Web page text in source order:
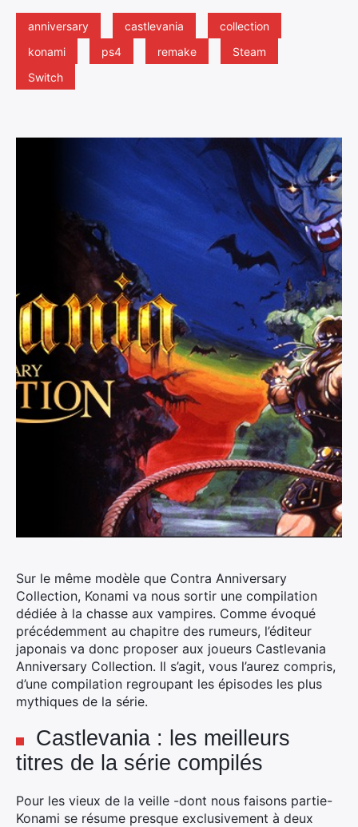
anniversary castlevania
collection
konami
ps4 remake
Steam
Switch
Sur le même modèle que Contra Anniversary
Collection, Konami va nous sortir une compilation
dédiée à la chasse aux vampires. Comme évoqué
précédemment au chapitre des rumeurs, l’éditeur
japonais va donc proposer aux joueurs Castlevania
Anniversary Collection. Il s’agit, vous l’aurez compris,
d’une compilation regroupant les épisodes les plus
mythiques de la série.
Castlevania : les meilleurs
titres de la série compilés
Pour les vieux de la veille -dont nous faisons partie-
Konami se résume presque exclusivement à deux